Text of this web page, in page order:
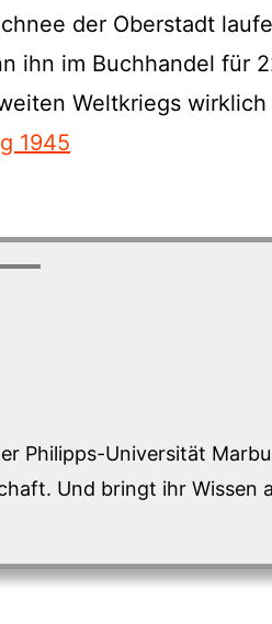
der Oberstadt
ihn im Buchhandel für
Weltkriegs wirklich
1945
Philipps-Universität
Und bringt ihr Wissen